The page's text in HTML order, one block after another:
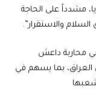
مشدداً على الحاجة
والاستقرار”.
في محاربة داعش
العراق، بما يسهم في